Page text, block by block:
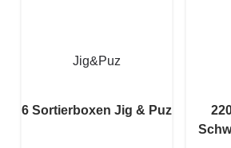
Jig&Puz
6 Sortierboxen Jig & Puz